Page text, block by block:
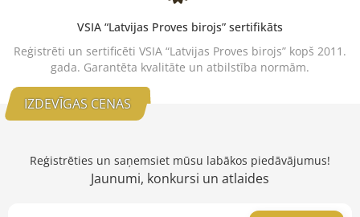
VSIA “Latvijas Proves birojs” sertifikāts
Reģistrēti un sertificēti VSIA “Latvijas Proves birojs” kopš 2011.
gada. Garantēta kvalitāte un atbilstība normām.
IZDEVĪGAS CENAS
Reģistrēties un saņemsiet mūsu labākos piedāvājumus!
Jaunumi, konkursi un atlaides